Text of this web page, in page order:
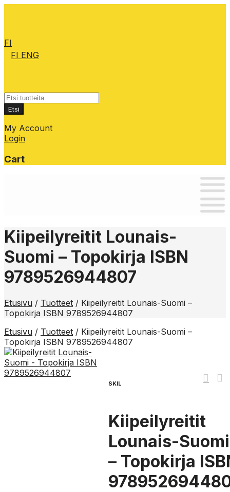
FI
FI ENG
Products
search
Etsi
My Account
Login
Cart
Kiipeilyreitit Lounais-
Suomi – Topokirja ISBN
9789526944807
Etusivu / Tuotteet / Kiipeilyreitit Lounais-Suomi –
Topokirja ISBN 9789526944807
Etusivu / Tuotteet / Kiipeilyreitit Lounais-Suomi –
Topokirja ISBN 9789526944807
SKIL
Kiipeilyreitit
Lounais-Suomi
– Topokirja